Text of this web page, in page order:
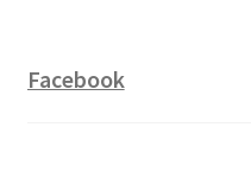
Facebook